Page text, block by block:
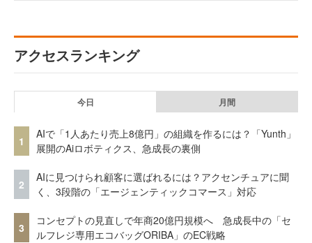
アクセスランキング
今日 月間
1
AIで「1人あたり売上8億円」の組織を作るには？「Yunth」
展開のAiロボティクス、急成長の裏側
2
AIに見つけられ顧客に選ばれるには？アクセンチュアに聞
く、3段階の「エージェンティックコマース」対応
3
コンセプトの見直しで年商20億円規模へ 急成長中の「セ
ルフレジ専用エコバッグORIBA」のEC戦略